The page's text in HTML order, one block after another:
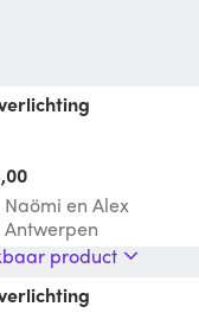
Naömi en Alex
Antwerpen
product